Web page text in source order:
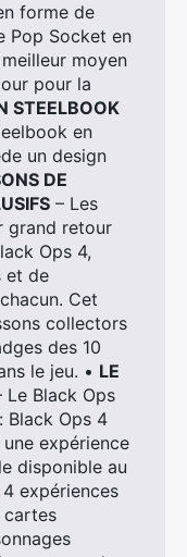
forme de
Pop Socket en
moyen
pour la
STEELBOOK
en
un design
DE
– Les
grand retour
Ops 4,
et de
Cet
collectors
des 10
le jeu. • LE
Le Black Ops
Black Ops 4
une expérience
disponible au
expériences
cartes